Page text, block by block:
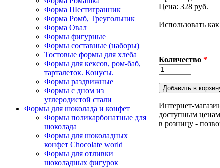
Форма Шестигранник
Форма Ромб, Треугольник
Форма Овал
Формы фигурные
Формы составные (наборы)
Тостовые формы для хлеба
Формы для кексов, ром-баб,
тарталеток. Конусы.
Формы раздвижные
Формы с дном из
углеродистой стали
Формы для шоколада и конфет
Формы поликарбонатные для
шоколада
Формы для шоколадных
конфет Сhocolate world
Формы для отливки
шоколадных фигурок
Цена: 328 руб.
Использовать
Количество *
Интернет-
доступным
в розницу -